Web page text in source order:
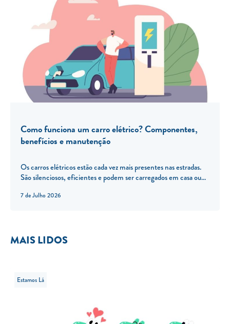
7 de Julho 2026
Como funciona um carro elétrico? Componentes,
benefícios e manutenção
Os carros elétricos estão cada vez mais presentes nas estradas.
São silenciosos, eficientes e podem ser carregados em casa ou...
MAIS LIDOS
Estamos Lá